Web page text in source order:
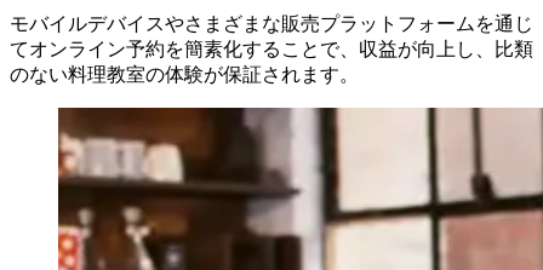
モバイルデバイスやさまざまな販売プラットフォームを通じ
てオンライン予約を簡素化することで、収益が向上し、比類
のない料理教室の体験が保証されます。